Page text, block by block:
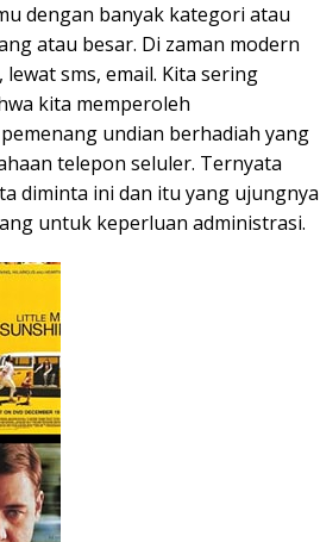
dengan banyak kategori atau
atau besar. Di zaman modern
sms, email. Kita sering
kita memperoleh
undian berhadiah yang
telepon seluler. Ternyata
diminta ini dan itu yang ujungnya
untuk keperluan administrasi.